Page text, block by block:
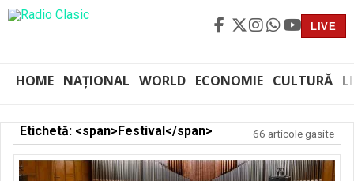
LIVE
HOME NAȚIONAL WORLD ECONOMIE CULTURĂ
Etichetă: <span>Festival</span> 66 articole gasite